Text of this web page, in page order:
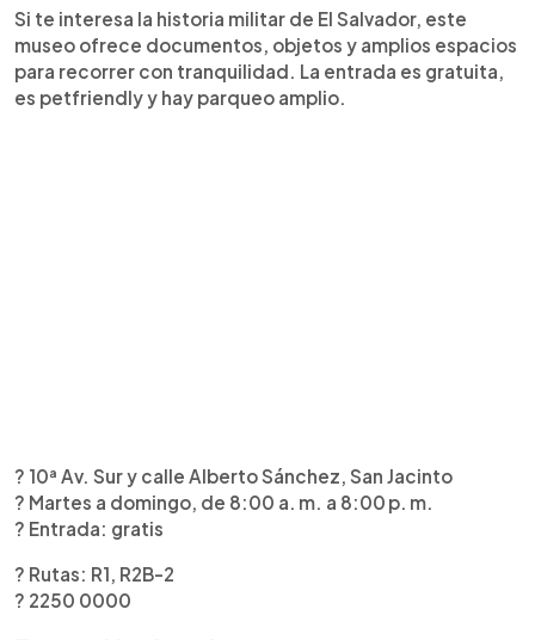
Si te interesa la historia militar de El Salvador, este
museo ofrece documentos, objetos y amplios espacios
para recorrer con tranquilidad. La entrada es gratuita,
es petfriendly y hay parqueo amplio.
? 10ª Av. Sur y calle Alberto Sánchez, San Jacinto
? Martes a domingo, de 8:00 a. m. a 8:00 p. m.
?️ Entrada: gratis
? Rutas: R1, R2B-2
? 2250 0000